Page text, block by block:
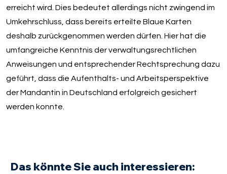
erreicht wird. Dies bedeutet allerdings nicht zwingend im
Umkehrschluss, dass bereits erteilte Blaue Karten
deshalb zurückgenommen werden dürfen. Hier hat die
umfangreiche Kenntnis der verwaltungsrechtlichen
Anweisungen und entsprechender Rechtsprechung dazu
geführt, dass die Aufenthalts- und Arbeitsperspektive
der Mandantin in Deutschland erfolgreich gesichert
werden konnte.
Das könnte Sie auch interessieren: